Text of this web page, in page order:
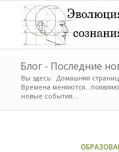
Блог - Последние
Вы здесь: Домашняя
Времена
новые события...